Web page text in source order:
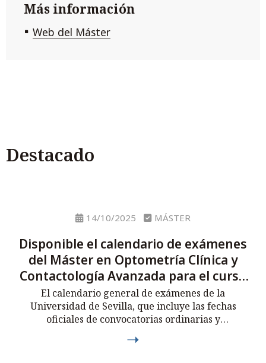
Más información
Web del Máster
Destacado
14/10/2025 MÁSTER
Disponible el calendario de exámenes
del Máster en Optometría Clínica y
Contactología Avanzada para el curso
2025-2...
El calendario general de exámenes de la
Universidad de Sevilla, que incluye las fechas
oficiales de convocatorias ordinarias y